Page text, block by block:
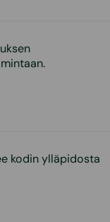
kodin ylläpidosta